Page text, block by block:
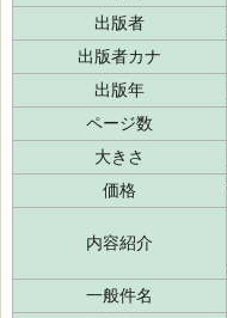
出版者
出版者カナ
出版年
ページ数
大きさ
価格
内容紹介
一般件名